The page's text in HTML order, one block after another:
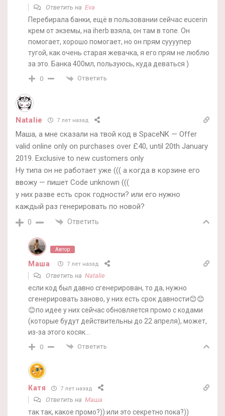
Ответить на Eva
Перебирала банки, ещё в пользовании сейчас eucerin
крем от экземы, на iherb взяла, он там в топе. Он
помогает, хорошо помогает, но он прям суууупер
тугой, как очень старая жевачка, я его прям не люблю
за это. Банка 400мл, пользуюсь, куда деваться )
0 Ответить
Natalie 7 лет назад
Маша, а мне сказали на твой код в SpaceNK — Offer
valid online only on purchases over £40, until 20th January
2019. Exclusive to new customers only
Ну типа он не работает уже ((( а когда в корзине его
ввожу — пишет Code unknown (((
у них разве есть срок годности? или его нужно
каждый раз генерировать по новой?
0 Ответить
Автор
Маша 7 лет назад
Ответить на Natalie
если код был давно сгенерирован, то да, нужно
сгенерировать заново, у них есть срок давности😊😊
😊по идее у них сейчас обновляется промо с кодами
(которые будут действительны до 22 апреля), может,
из-за этого косяк…
0 Ответить
Катя 7 лет назад
Ответить на Маша
так так, какое промо?)) или это секретно пока?))